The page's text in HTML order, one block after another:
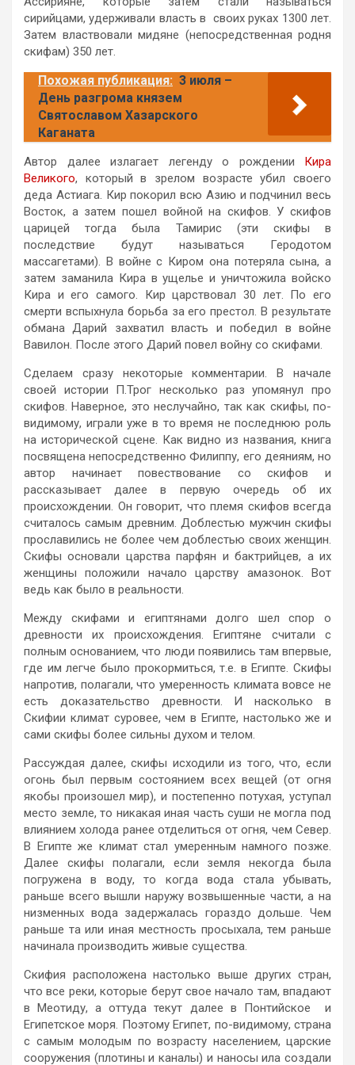
сирийцами, удерживали власть в своих руках 1300 лет.
Затем властвовали мидяне (непосредственная родня
скифам) 350 лет.
Похожая публикация: 3 июля –
День разгрома князем
Святославом Хазарского
Каганата
Автор далее излагает легенду о рождении Кира
Великого, который в зрелом возрасте убил своего
деда Астиага. Кир покорил всю Азию и подчинил весь
Восток, а затем пошел войной на скифов. У скифов
царицей тогда была Тамирис (эти скифы в
последствие будут называться Геродотом
массагетами). В войне с Киром она потеряла сына, а
затем заманила Кира в ущелье и уничтожила войско
Кира и его самого. Кир царствовал 30 лет. По его
смерти вспыхнула борьба за его престол. В результате
обмана Дарий захватил власть и победил в войне
Вавилон. После этого Дарий повел войну со скифами.
Сделаем сразу некоторые комментарии. В начале
своей истории П.Трог несколько раз упомянул про
скифов. Наверное, это неслучайно, так как скифы, по-
видимому, играли уже в то время не последнюю роль
на исторической сцене. Как видно из названия, книга
посвящена непосредственно Филиппу, его деяниям, но
автор начинает повествование со скифов и
рассказывает далее в первую очередь об их
происхождении. Он говорит, что племя скифов всегда
считалось самым древним. Доблестью мужчин скифы
прославились не более чем доблестью своих женщин.
Скифы основали царства парфян и бактрийцев, а их
женщины положили начало царству амазонок. Вот
ведь как было в реальности.
Между скифами и египтянами долго шел спор о
древности их происхождения. Египтяне считали с
полным основанием, что люди появились там впервые,
где им легче было прокормиться, т.е. в Египте. Скифы
напротив, полагали, что умеренность климата вовсе не
есть доказательство древности. И насколько в
Скифии климат суровее, чем в Египте, настолько же и
сами скифы более сильны духом и телом.
Рассуждая далее, скифы исходили из того, что, если
огонь был первым состоянием всех вещей (от огня
якобы произошел мир), и постепенно потухая, уступал
место земле, то никакая иная часть суши не могла под
влиянием холода ранее отделиться от огня, чем Север.
В Египте же климат стал умеренным намного позже.
Далее скифы полагали, если земля некогда была
погружена в воду, то когда вода стала убывать,
раньше всего вышли наружу возвышенные части, а на
низменных вода задержалась гораздо дольше. Чем
раньше та или иная местность просыхала, тем раньше
начинала производить живые существа.
Скифия расположена настолько выше других стран,
что все реки, которые берут свое начало там, впадают
в Меотиду, а оттуда текут далее в Понтийское и
Египетское моря. Поэтому Египет, по-видимому, страна
с самым молодым по возрасту населением, царские
сооружения (плотины и каналы) и наносы ила создали